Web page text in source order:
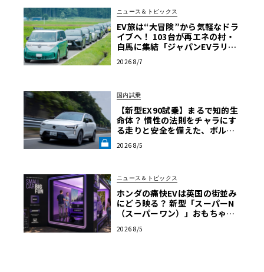
ニュース＆トピックス
EV旅は“大冒険”から気軽なドラ
イブへ！ 103台が再エネの村・
白馬に集結「ジャパンEVラリー
2026 8/7
国内試乗
【新型EX90試乗】まるで知的生
命体？ 慣性の法則をチャラにす
る走りと安全を備えた、ボルボ
AB》
2026 8/5
ニュース＆トピックス
ホンダの痛快EVは英国の街並み
にどう映る？ 新型「スーパーN
（スーパーワン）」おもちゃ箱
2026 8/5